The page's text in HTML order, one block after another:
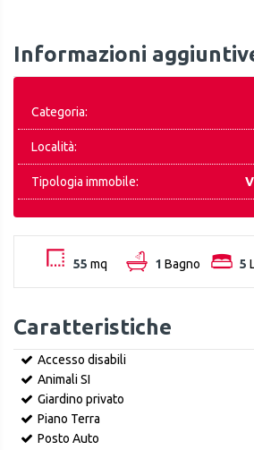
Informazioni
Categoria:
Località:
Tipologia immobile:
55 mq 1 Bagno 5
Caratteristiche
Accesso disabili
Animali SI
Giardino privato
Piano Terra
Posto Auto